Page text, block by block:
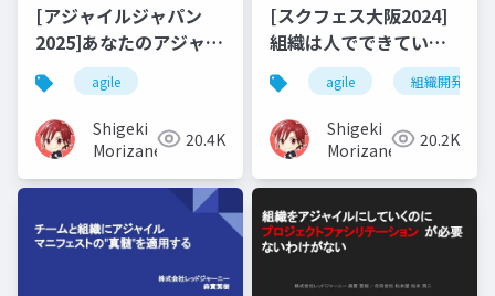
[アジャイルジャパン
2025]あなたのアジャイ
ルがうまくいかない10
の理由～"Reboot"のた
めの処方箋～
agile
Shigeki
Morizane
20.4K
[スクフェス大阪2024]
組織は人でできている
～組織をマルチレイヤ
ーアジャイルでコネク
トしよう～
agile 組織開発
Shigeki
Morizane
20.2K